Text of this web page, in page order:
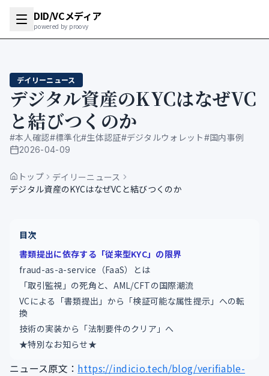
DID/VCメディア
powered by proovy
デイリーニュース
デジタル資産のKYCはなぜVC
と結びつくのか
#本人確認#標準化#生体認証#デジタルウォレット#国内事例
公開日
2026-04-09
トップ
デイリーニュース
デジタル資産のKYCはなぜVCと結びつくのか
目次
書類提出に依存する「従来型KYC」の限界
fraud-as-a-service（FaaS）とは
「取引監視」の死角と、AML/CFTの国際潮流
VCによる「書類提出」から「検証可能な属性提示」への転
換
技術の実装から「法制要件のクリア」へ
★特別なお知らせ★
ニュース原文： https://indicio.tech/blog/verifiable-